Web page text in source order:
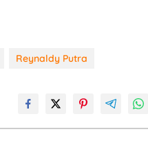
Reynaldy Putra